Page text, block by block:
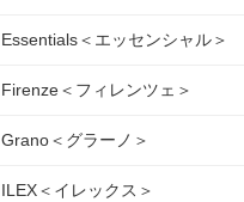
Essentials＜エッセンシャル＞
Firenze＜フィレンツェ＞
Grano＜グラーノ＞
ILEX＜イレックス＞